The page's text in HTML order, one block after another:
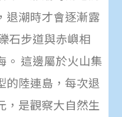
退潮時才會逐漸露
石步道與赤嶼相
。 這邊屬於火山集
的陸連島，每次退
，是觀察大自然生